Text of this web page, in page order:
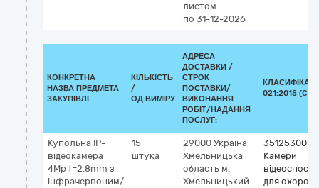
листом
по 31-12-2026
КОНКРЕТНА
НАЗВА ПРЕДМЕТА
ЗАКУПІВЛІ
КІЛЬКІСТЬ
/
ОД.ВИМІРУ
АДРЕСА
ДОСТАВКИ /
СТРОК
ПОСТАВКИ/
ВИКОНАННЯ
РОБІТ/НАДАННЯ
ПОСЛУГ:
021:2015
Купольна IP-
відеокамера
4Mp f=2.8mm з
інфрачервоним/
15
штука
29000 Україна
Хмельницька
область м.
Хмельницький
35125300-2
Камери
для